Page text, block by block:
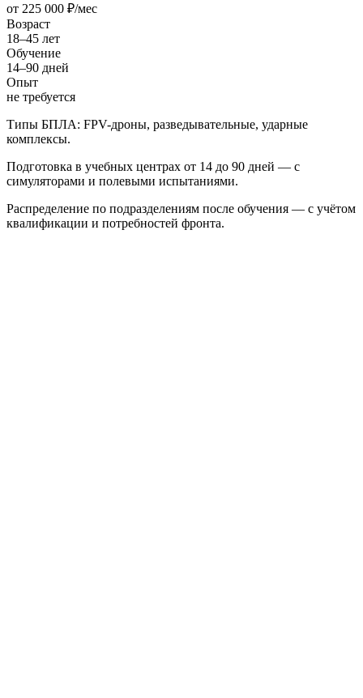
от 225 000 ₽/мес
Возраст
18–45 лет
Обучение
14–90 дней
Опыт
не требуется
Типы БПЛА: FPV-дроны, разведывательные, ударные
комплексы.
Подготовка в учебных центрах от 14 до 90 дней — с
симуляторами и полевыми испытаниями.
Распределение по подразделениям после обучения — с учётом
квалификации и потребностей фронта.